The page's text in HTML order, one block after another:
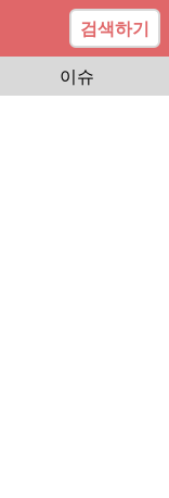
검색하기
이슈